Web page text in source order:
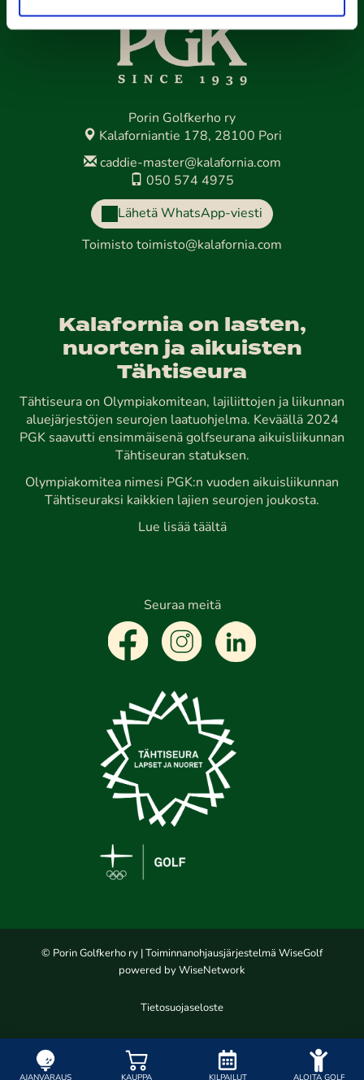
AJANVARAUS KAUPPA KILPAILUT ALOITA GOLF
Porin Golfkerho ry
Kalaforniantie 178, 28100 Pori
caddie-master@kalafornia.com
050 574 4975
Lähetä WhatsApp-viesti
Toimisto toimisto@kalafornia.com
Kalafornia on lasten,
nuorten ja aikuisten
Tähtiseura
Tähtiseura on Olympiakomitean, lajiliittojen ja liikunnan
aluejärjestöjen seurojen laatuohjelma. Keväällä 2024
PGK saavutti ensimmäisenä golfseurana aikuisliikunnan
Tähtiseuran statuksen.
Olympiakomitea nimesi PGK:n vuoden aikuisliikunnan
Tähtiseuraksi kaikkien lajien seurojen joukosta.
Lue lisää täältä
Seuraa meitä
© Porin Golfkerho ry | Toiminnanohjausjärjestelmä WiseGolf
powered by WiseNetwork
Tietosuojaseloste